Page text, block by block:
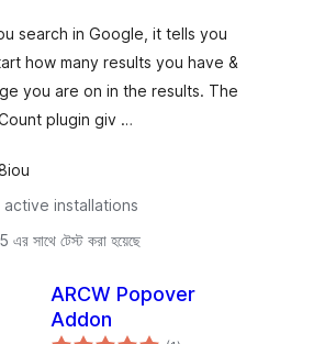
search in Google, it tells you
how many results you have &
you are on in the results. The
plugin giv …
active installations
সাথে টেস্ট করা হয়েছে
ARCW Popover
Addon
total